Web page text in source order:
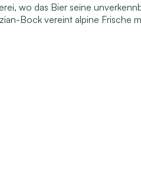
wo das Bier seine
Bock vereint alpine